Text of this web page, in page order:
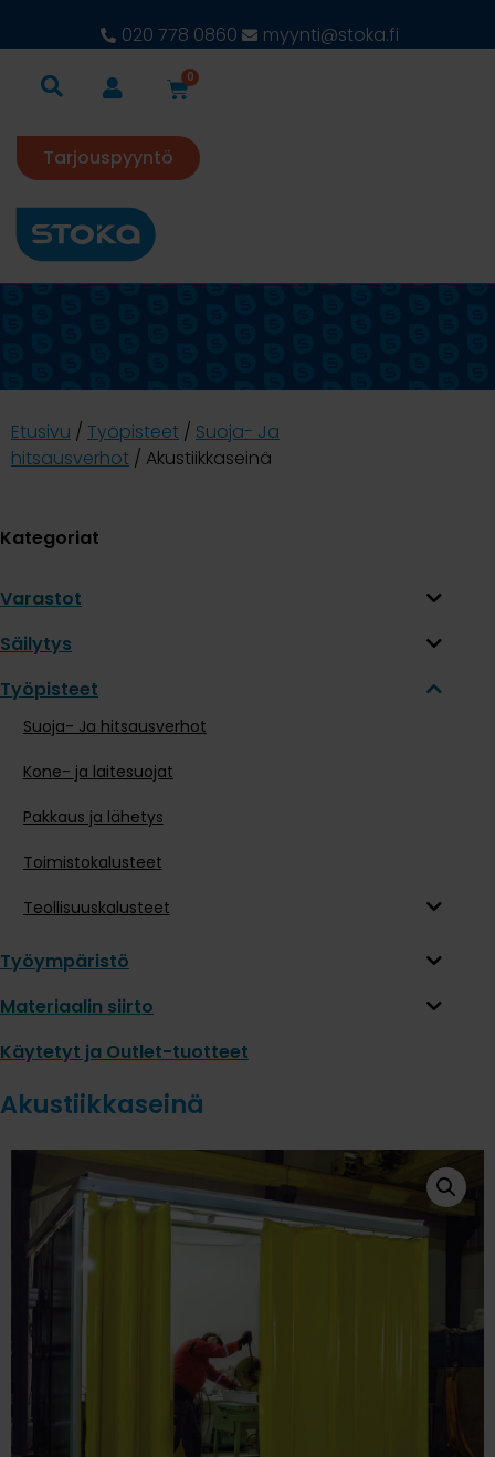
020 778 0860 myynti@stoka.fi
0
Tarjouspyyntö
Etusivu / Työpisteet / Suoja- Ja
hitsausverhot / Akustiikkaseinä
Kategoriat
Varastot
Säilytys
Työpisteet
Suoja- Ja hitsausverhot
Kone- ja laitesuojat
Pakkaus ja lähetys
Toimistokalusteet
Teollisuuskalusteet
Työympäristö
Materiaalin siirto
Käytetyt ja Outlet-tuotteet
Akustiikkaseinä